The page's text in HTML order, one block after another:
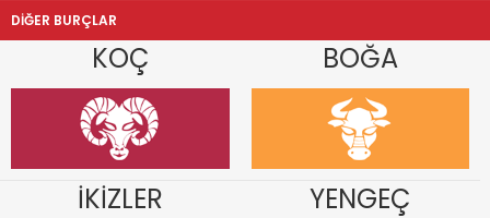
DİĞER BURÇLAR
KOÇ BOĞA
İKİZLER YENGEÇ